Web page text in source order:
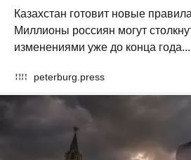
Казахстан готовит новые
Миллионы россиян могут
изменениями уже до конца года...
peterburg.press